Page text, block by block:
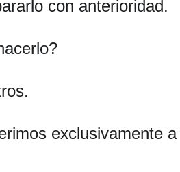
con anterioridad.
exclusivamente